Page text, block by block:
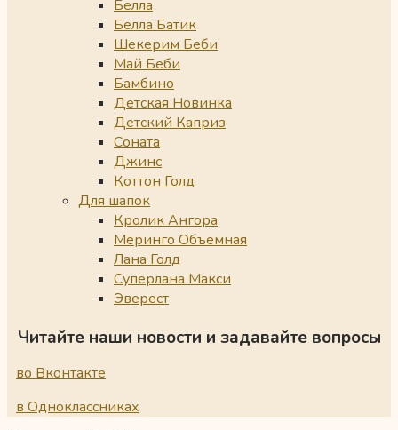
Белла
Белла Батик
Шекерим Беби
Май Беби
Бамбино
Детская Новинка
Детский Каприз
Соната
Джинс
Коттон Голд
Для шапок
Кролик Ангора
Меринго Объемная
Лана Голд
Суперлана Макси
Эверест
Читайте наши новости и задавайте вопросы
во Вконтакте
в Одноклассниках